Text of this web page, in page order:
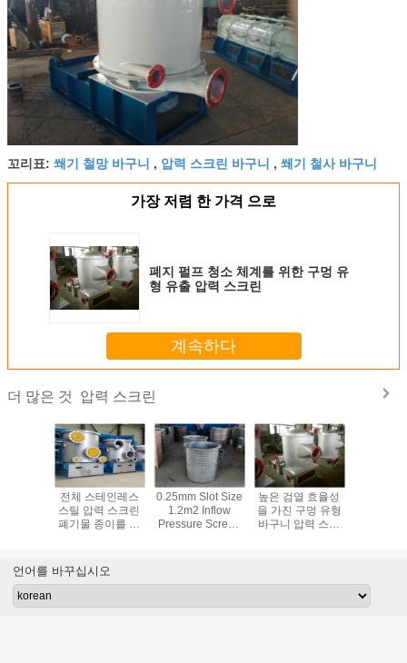
꼬리표: 쐐기 철망 바구니 , 압력 스크린 바구니 , 쐐기 철사 바구니
가장 저렴 한 가격 으로
폐지 펄프 청소 체계를 위한 구멍 유
형 유출 압력 스크린
계속하다
더 많은 것 압력 스크린
전체 스테인레스
스틸 압력 스크린
폐기물 종이를 재
0.25mm Slot Size
1.2m2 Inflow
Pressure Screen
높은 검열 효율성
을 가진 구멍 유형
바구니 압력 스크
언어를 바꾸십시오